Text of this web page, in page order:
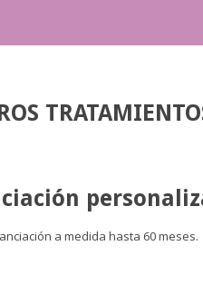
a medida hasta 60 meses.